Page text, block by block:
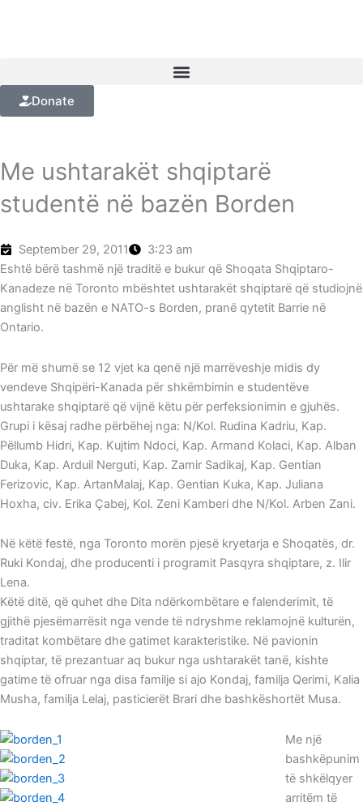
Donate
Me ushtarakët shqiptarë
studentë në bazën Borden
September 29, 2011
3:23 am
Eshtë bërë tashmë një traditë e bukur që Shoqata Shqiptaro-
Kanadeze në Toronto mbështet ushtarakët shqiptarë që studiojnë
anglisht në bazën e NATO-s Borden, pranë qytetit Barrie në
Ontario.
Për më shumë se 12 vjet ka qenë një marrëveshje midis dy
vendeve Shqipëri-Kanada për shkëmbimin e studentëve
ushtarake shqiptarë që vijnë këtu për perfeksionimin e gjuhës.
Grupi i kësaj radhe përbëhej nga: N/Kol. Rudina Kadriu, Kap.
Pëllumb Hidri, Kap. Kujtim Ndoci, Kap. Armand Kolaci, Kap. Alban
Duka, Kap. Arduil Nerguti, Kap. Zamir Sadikaj, Kap. Gentian
Ferizovic, Kap. ArtanMalaj, Kap. Gentian Kuka, Kap. Juliana
Hoxha, civ. Erika Çabej, Kol. Zeni Kamberi dhe N/Kol. Arben Zani.
Në këtë festë, nga Toronto morën pjesë kryetarja e Shoqatës, dr.
Ruki Kondaj, dhe producenti i programit Pasqyra shqiptare, z. Ilir
Lena.
Këtë ditë, që quhet dhe Dita ndërkombëtare e falenderimit, të
gjithë pjesëmarrësit nga vende të ndryshme reklamojnë kulturën,
traditat kombëtare dhe gatimet karakteristike. Në pavionin
shqiptar, të prezantuar aq bukur nga ushtarakët tanë, kishte
gatime të ofruar nga disa familje si ajo Kondaj, familja Qerimi, Kalia
Musha, familja Lelaj, pasticierët Brari dhe bashkëshortët Musa.
Me një
bashkëpunim
të shkëlqyer
arritëm të